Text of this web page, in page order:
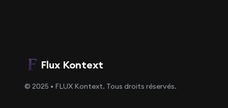
Flux Kontext
© 2025 • FLUX Kontext. Tous droits réservés.